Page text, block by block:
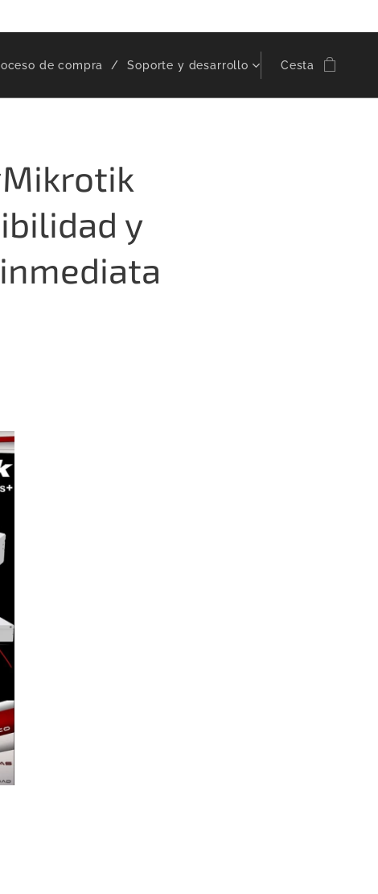
de compra Soporte y desarrollo Cesta
y